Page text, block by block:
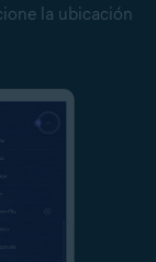
la ubicación